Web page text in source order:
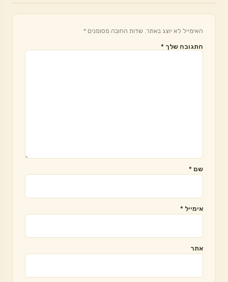
האימייל לא יוצג באתר. שדות החובה מסומנים *
התגובה שלך *
שם *
אימייל *
אתר